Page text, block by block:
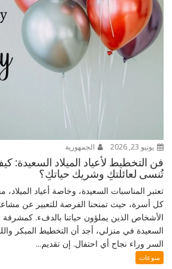
يونيو 23, 2026 الجمهورية
فن التخطيط لأعياد الميلاد السعيدة:
تُنسى لعائلتكِ وشريك حياتكِ؟
تعتبر المناسبات السعيدة، وخاصة أعياد
كل أسرة، حيث تمنحنا الفرصة للتعبير عن
الأشخاص الذين يملؤون حياتنا بالدفء.
السعيدة في منزلي، أجد أن التخطيط المبكر
السر وراء نجاح أي احتفال. إن تقديم...
منوعات